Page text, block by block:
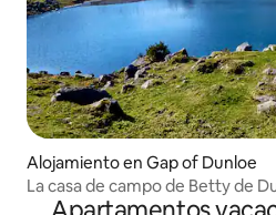
Alojamiento en Gap of Dunloe
La casa de campo de Betty de